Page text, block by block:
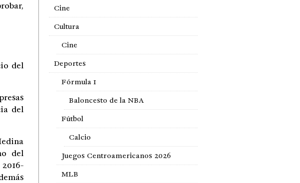
del
del
del
Cine
Cultura
Cine
Deportes
Fórmula 1
Baloncesto de la NBA
Fútbol
Calcio
Juegos Centroamericanos 2026
MLB